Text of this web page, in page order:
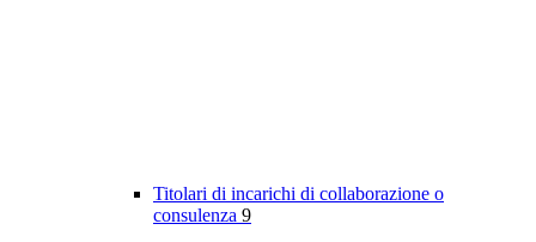
Titolari di incarichi di collaborazione o
consulenza 9